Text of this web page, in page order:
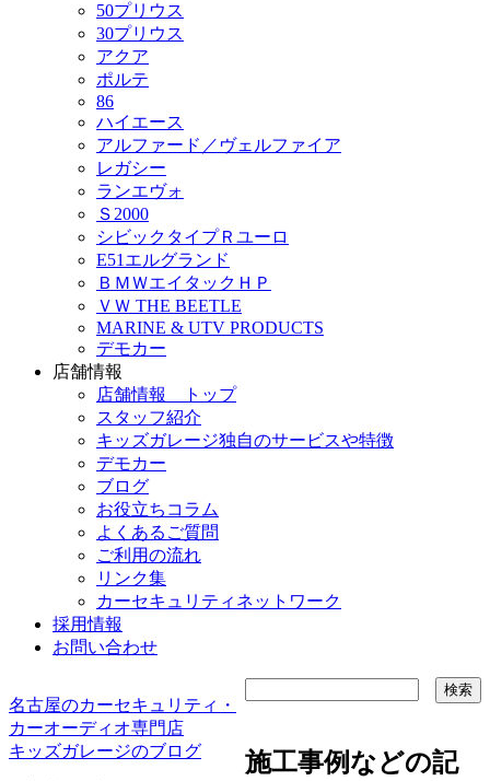
50プリウス
30プリウス
アクア
ポルテ
86
ハイエース
アルファード／ヴェルファイア
レガシー
ランエヴォ
Ｓ2000
シビックタイプＲユーロ
E51エルグランド
ＢＭＷエイタックＨＰ
ＶＷ THE BEETLE
MARINE & UTV PRODUCTS
デモカー
店舗情報
店舗情報 トップ
スタッフ紹介
キッズガレージ独自のサービスや特徴
デモカー
ブログ
お役立ちコラム
よくあるご質問
ご利用の流れ
リンク集
カーセキュリティネットワーク
採用情報
お問い合わせ
名古屋のカーセキュリティ・
カーオーディオ専門店
キッズガレージのブログ
施工事例などの記